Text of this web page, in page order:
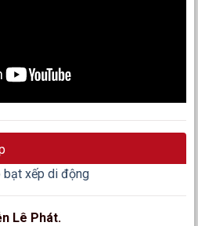
bạt xếp di động
Lê Phát.